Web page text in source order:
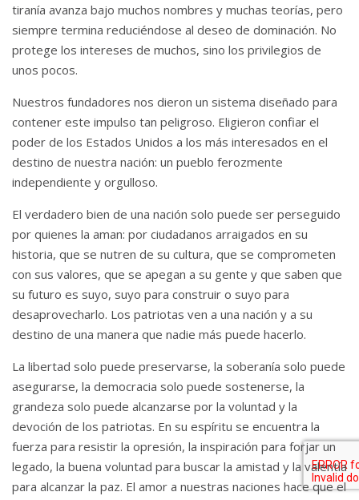
tiranía avanza bajo muchos nombres y muchas teorías, pero
siempre termina reduciéndose al deseo de dominación. No
protege los intereses de muchos, sino los privilegios de
unos pocos.
Nuestros fundadores nos dieron un sistema diseñado para
contener este impulso tan peligroso. Eligieron confiar el
poder de los Estados Unidos a los más interesados ​​en el
destino de nuestra nación: un pueblo ferozmente
independiente y orgulloso.
El verdadero bien de una nación solo puede ser perseguido
por quienes la aman: por ciudadanos arraigados en su
historia, que se nutren de su cultura, que se comprometen
con sus valores, que se apegan a su gente y que saben que
su futuro es suyo, suyo para construir o suyo para
desaprovecharlo. Los patriotas ven a una nación y a su
destino de una manera que nadie más puede hacerlo.
La libertad solo puede preservarse, la soberanía solo puede
asegurarse, la democracia solo puede sostenerse, la
grandeza solo puede alcanzarse por la voluntad y la
devoción de los patriotas. En su espíritu se encuentra la
fuerza para resistir la opresión, la inspiración para forjar un
legado, la buena voluntad para buscar la amistad y la valentía
para alcanzar la paz. El amor a nuestras naciones hace que el